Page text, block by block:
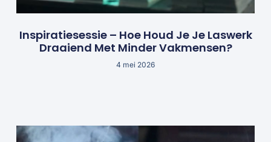
Inspiratiesessie – Hoe Houd Je Je Laswerk
Draaiend Met Minder Vakmensen?
4 mei 2026